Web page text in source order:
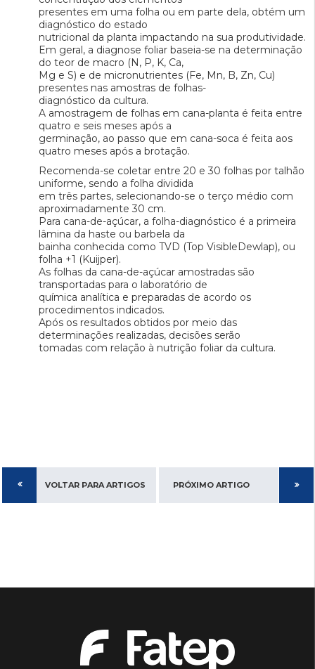
presentes em uma folha ou em parte dela, obtém um
diagnóstico do estado
nutricional da planta impactando na sua produtividade.
Em geral, a diagnose foliar baseia-se na determinação
do teor de macro (N, P, K, Ca,
Mg e S) e de micronutrientes (Fe, Mn, B, Zn, Cu)
presentes nas amostras de folhas-
diagnóstico da cultura.
A amostragem de folhas em cana-planta é feita entre
quatro e seis meses após a
germinação, ao passo que em cana-soca é feita aos
quatro meses após a brotação.
Recomenda-se coletar entre 20 e 30 folhas por talhão
uniforme, sendo a folha dividida
em três partes, selecionando-se o terço médio com
aproximadamente 30 cm.
Para cana-de-açúcar, a folha-diagnóstico é a primeira
lâmina da haste ou barbela da
bainha conhecida como TVD (Top VisibleDewlap), ou
folha +1 (Kuijper).
As folhas da cana-de-açúcar amostradas são
transportadas para o laboratório de
química analítica e preparadas de acordo os
procedimentos indicados.
Após os resultados obtidos por meio das
determinações realizadas, decisões serão
tomadas com relação à nutrição foliar da cultura.
VOLTAR PARA ARTIGOS PRÓXIMO ARTIGO